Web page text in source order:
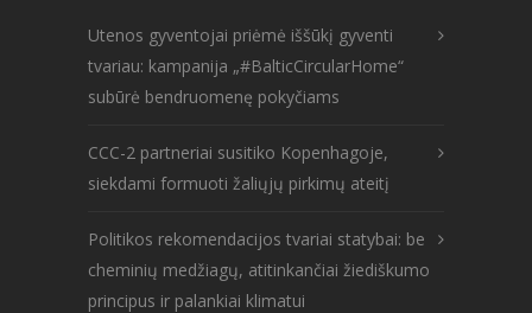
Utenos gyventojai priėmė iššūkį gyventi
tvariau: kampanija „#BalticCircularHome“
subūrė bendruomenę pokyčiams
CCC-2 partneriai susitiko Kopenhagoje,
siekdami formuoti žaliųjų pirkimų ateitį
Politikos rekomendacijos tvariai statybai: be
cheminių medžiagų, atitinkančiai žiediškumo
principus ir palankiai klimatui